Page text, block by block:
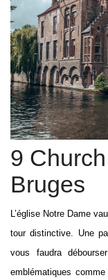
9
Bruges
L’église Notre Dame
tour distinctive. Une
vous faudra
emblématiques